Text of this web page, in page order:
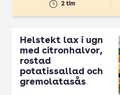
2 tim
Helstekt lax i ugn
med citronhalvor,
rostad
potatissallad och
gremolatasås